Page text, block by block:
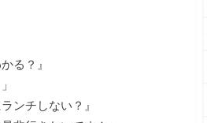
る？』
ンチしない？』